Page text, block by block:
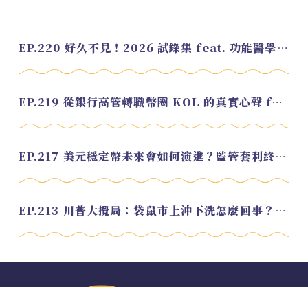
EP.220 好久不見！2026 試錄集 feat. 功能醫學營養師 美寶
EP.219 從銀行高管轉職幣圈 KOL 的真實心聲 feat.龜大
EP.217 美元穩定幣未來會如何演進？監管套利終將收斂？feat. 研究員 余哲安
EP.213 川普大攪局：袋鼠市上沖下洗怎麼回事？feat. Alvin